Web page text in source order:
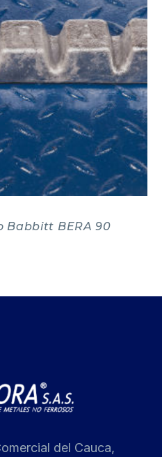
Babbitt BERA 90
del Cauca,